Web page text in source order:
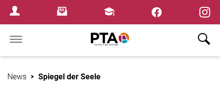
Login MenuNewsletterFortbildungen
Home
News Spiegel der Seele
×